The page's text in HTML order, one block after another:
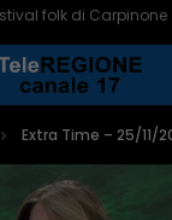
folk di
Extra Time – 25/11/